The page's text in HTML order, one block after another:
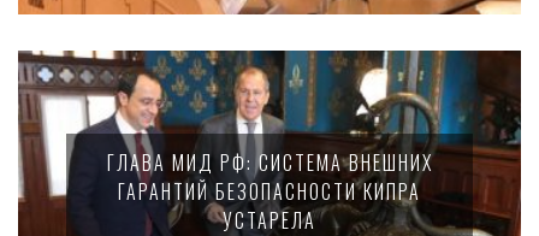
ГЛАВА МИД РФ: СИСТЕМА ВНЕШНИХ
ГАРАНТИЙ БЕЗОПАСНОСТИ КИПРА
УСТАРЕЛА